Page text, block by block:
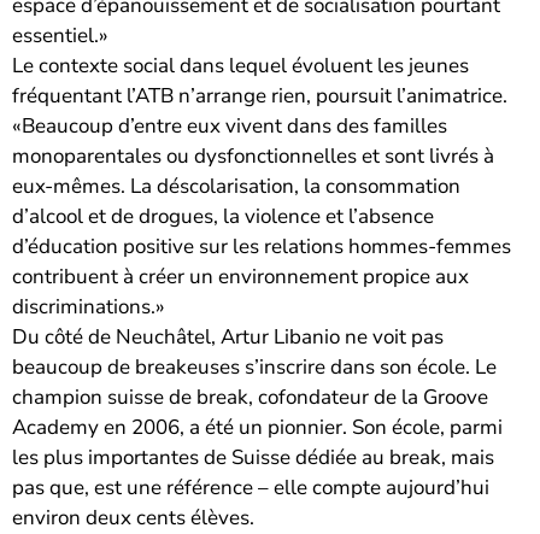
espace d’épanouissement et de socialisation pourtant
essentiel.»
Le contexte social dans lequel évoluent les jeunes
fréquentant l’ATB n’arrange rien, poursuit l’animatrice.
«Beaucoup d’entre eux vivent dans des familles
monoparentales ou dysfonctionnelles et sont livrés à
eux-mêmes. La déscolarisation, la consommation
d’alcool et de drogues, la violence et l’absence
d’éducation positive sur les relations hommes-femmes
contribuent à créer un environnement propice aux
discriminations.»
Du côté de Neuchâtel, Artur Libanio ne voit pas
beaucoup de breakeuses s’inscrire dans son école. Le
champion suisse de break, cofondateur de la Groove
Academy en 2006, a été un pionnier. Son école, parmi
les plus importantes de Suisse dédiée au break, mais
pas que, est une référence – elle compte aujourd’hui
environ deux cents élèves.